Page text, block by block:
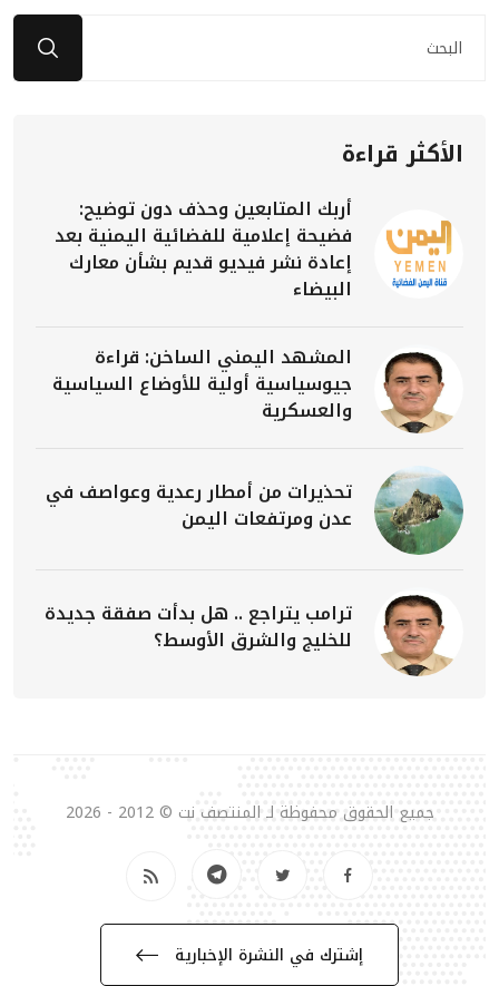
الأكثر قراءة
أربك المتابعين وحذف دون توضيح:
فضيحة إعلامية للفضائية اليمنية بعد
إعادة نشر فيديو قديم بشأن معارك
البيضاء
المشهد اليمني الساخن: قراءة
جيوسياسية أولية للأوضاع السياسية
والعسكرية
تحذيرات من أمطار رعدية وعواصف في
عدن ومرتفعات اليمن
ترامب يتراجع .. هل بدأت صفقة جديدة
للخليج والشرق الأوسط؟
جميع الحقوق محفوظة لـ المنتصف نت © 2012 - 2026
إشترك في النشرة الإخبارية